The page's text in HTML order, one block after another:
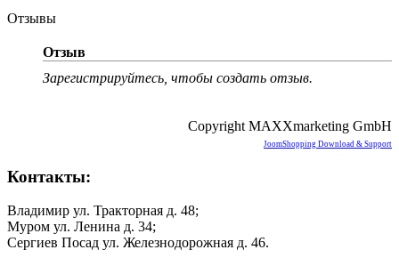
Отзывы
Отзыв
Зарегистрируйтесь, чтобы создать отзыв.
Copyright MAXXmarketing GmbH
JoomShopping Download & Support
Контакты:
Владимир ул. Тракторная д. 48;
Муром ул. Ленина д. 34;
Сергиев Посад ул. Железнодорожная д. 46.